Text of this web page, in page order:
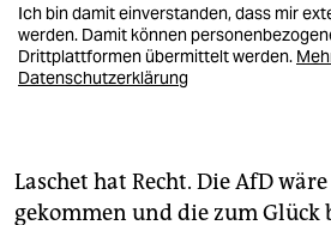
Ich bin damit einverstanden, dass mir
werden. Damit können
Drittplattformen übermittelt werden.
Datenschutzerklärung
Laschet hat Recht. Die AfD
gekommen und die zum Glück